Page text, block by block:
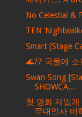
No Celestial &
TEN
Smart [Stage
🌊?? 국물에
Swan Song
SHOWCA...
첫 영화 재밌게
무대인사 비